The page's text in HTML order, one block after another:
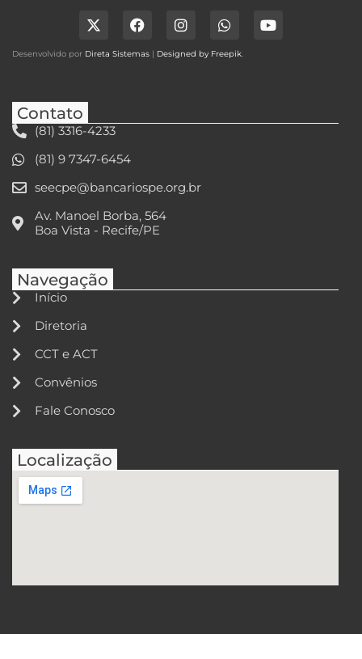
Desenvolvido por Direta Sistemas | Designed by Freepik.
Contato
(81) 3316-4233
(81) 9 7347-6454
seecpe@bancariospe.org.br
Av. Manoel Borba, 564
Boa Vista - Recife/PE
Navegação
Início
Diretoria
CCT e ACT
Convênios
Fale Conosco
Localização